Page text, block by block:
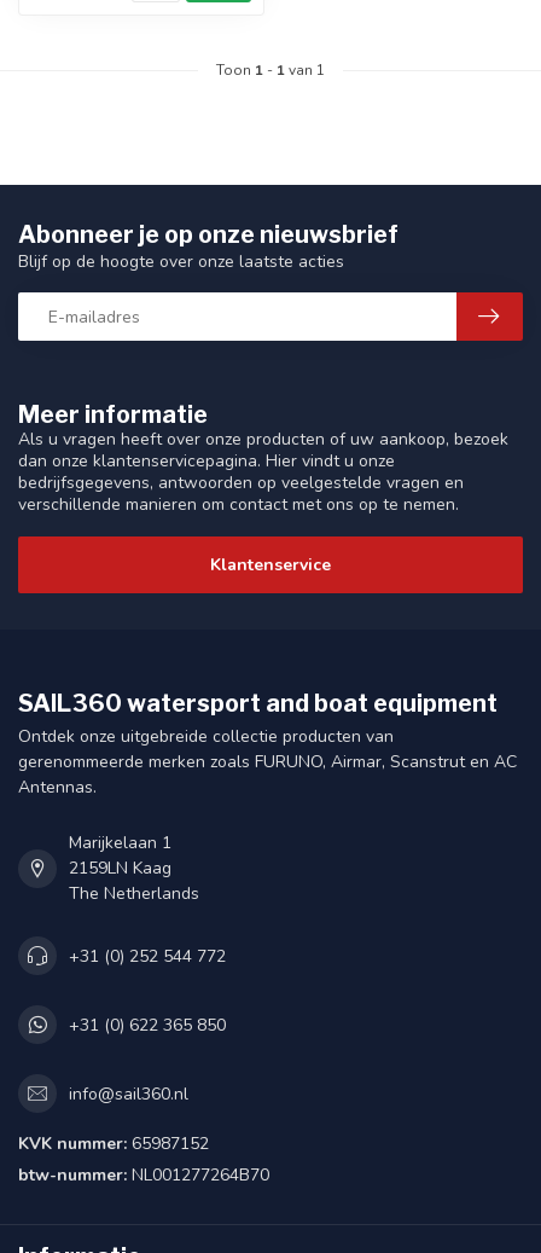
Toon 1 - 1van 1
Meer informatie
Als u vragen heeft over onze producten of uw aankoop, bezoek
dan onze klantenservicepagina. Hier vindt u onze
bedrijfsgegevens, antwoorden op veelgestelde vragen en
verschillende manieren om contact met ons op te nemen.
Klantenservice
Abonneer je op onze nieuwsbrief
Blijf op de hoogte over onze laatste acties
SAIL360 watersport and boat equipment
Ontdek onze uitgebreide collectie producten van
gerenommeerde merken zoals FURUNO, Airmar, Scanstrut en AC
Antennas.
Marijkelaan 1
2159LN Kaag
The Netherlands
+31 (0) 252 544 772
+31 (0) 622 365 850
info@sail360.nl
KVK nummer: 65987152
btw-nummer: NL001277264B70